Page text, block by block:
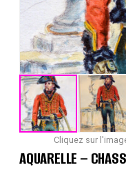
Cliquez sur
AQUARELLE –